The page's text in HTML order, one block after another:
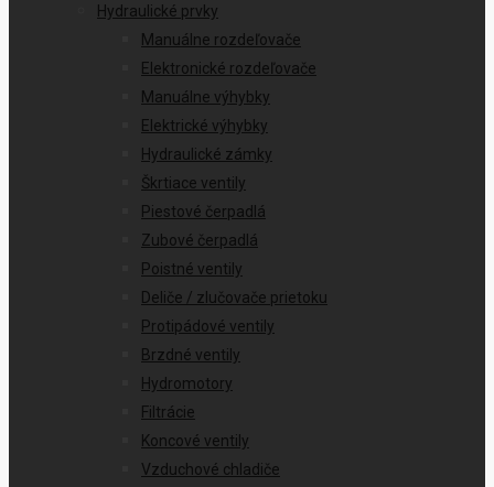
Hydraulické prvky
Manuálne rozdeľovače
Elektronické rozdeľovače
Manuálne výhybky
Elektrické výhybky
Hydraulické zámky
Škrtiace ventily
Piestové čerpadlá
Zubové čerpadlá
Poistné ventily
Deliče / zlučovače prietoku
Protipádové ventily
Brzdné ventily
Hydromotory
Filtrácie
Koncové ventily
Vzduchové chladiče